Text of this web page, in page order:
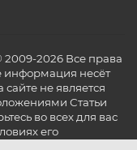
2026 Все права
информация несёт
не является
Статьи
во всех для вас
его